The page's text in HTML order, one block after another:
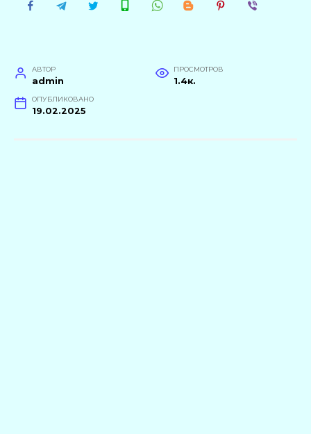
АВТОР
admin
ПРОСМОТРОВ
1.4к.
ОПУБЛИКОВАНО
19.02.2025